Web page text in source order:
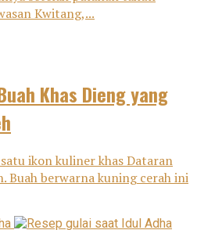
Kwitang,...
Khas Dieng yang
ikon kuliner khas Dataran
Buah berwarna kuning cerah ini